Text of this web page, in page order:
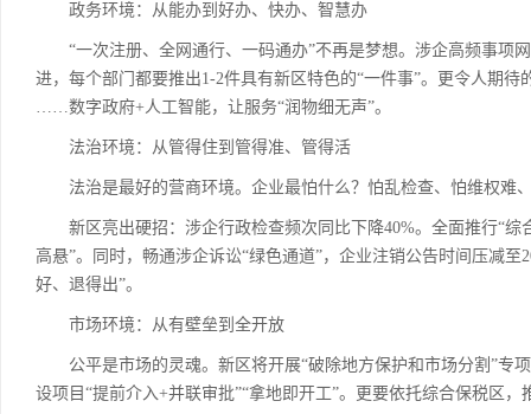
政务环境：从能办到好办、快办、智慧办
“一次注册、全网通行、一码通办”不再是梦想。涉企高频事项网
进，每个部门都要推出1-2件具有新区特色的“一件事”。更令人期
……数字政府+人工智能，让服务“润物细无声”。
法治环境：从管得住到管得准、管得活
法治是最好的营商环境。企业最怕什么？怕乱检查、怕维权难
新区亮出硬招：涉企行政检查频次同比下降40%。全面推行“综
高悬”。同时，畅通涉企诉讼“绿色通道”，企业注销公告时间压减
好、退得出”。
市场环境：从有壁垒到全开放
公平是市场的灵魂。新区将开展“破除地方保护和市场分割”专
设项目“提前介入+并联审批”“拿地即开工”。更要依托综合保税区